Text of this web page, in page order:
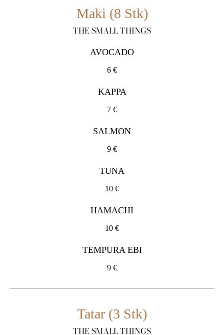
Maki (8 Stk)
THE SMALL THINGS
AVOCADO
6 €
KAPPA
7 €
SALMON
9 €
TUNA
10 €
HAMACHI
10 €
TEMPURA EBI
9 €
Tatar (3 Stk)
THE SMALL THINGS